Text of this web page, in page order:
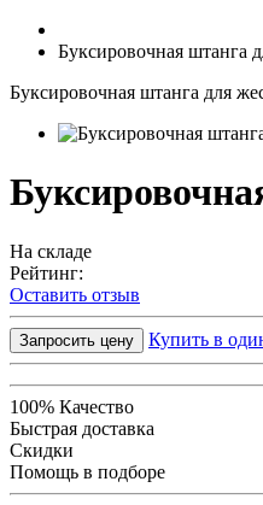
Буксировочная штанга
Буксировочная штанга для
На складе
Рейтинг:
Оставить отзыв
Запросить цену Купить в
100% Качество
Быстрая доставка
Скидки
Помощь в подборе